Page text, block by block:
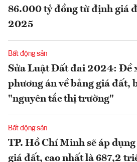
86.000 tỷ đồng từ định giá
2025
Bất động sản
Sửa Luật Đất đai 2024: Đề
phương án về bảng giá đất,
"nguyên tắc thị trường"
Bất động sản
TP. Hồ Chí Minh sẽ áp
giá đất, cao nhất là 687,2